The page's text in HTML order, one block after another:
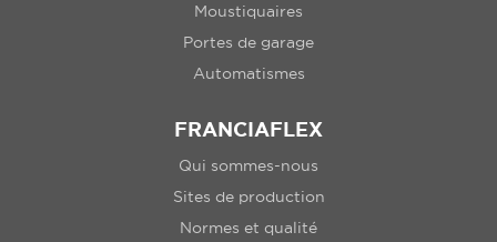
Moustiquaires
Portes de garage
Automatismes
FRANCIAFLEX
Qui sommes-nous
Sites de production
Normes et qualité